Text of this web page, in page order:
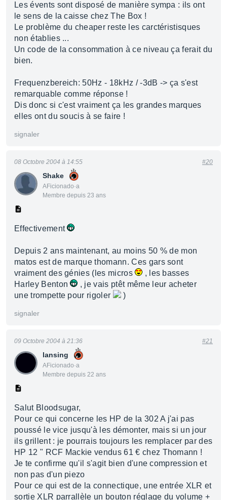
Les évents sont disposé de manière sympa : ils ont
le sens de la caisse chez The Box !
Le problème du cheaper reste les carctéristisques
non établies ...
Un code de la consommation à ce niveau ça ferait du
bien.
Frequenzbereich: 50Hz - 18kHz / -3dB -> ça s'est
remarquable comme réponse !
Dis donc si c'est vraiment ça les grandes marques
elles ont du soucis à se faire !
signaler
Shake
AFicionado·a
Membre depuis 23 ans
08 Octobre 2004 à 14:55 #20
Effectivement
Depuis 2 ans maintenant, au moins 50 % de mon
matos est de marque thomann. Ces gars sont
vraiment des génies (les micros
, les basses
Harley Benton
, je vais ptêt même leur acheter
une trompette pour rigoler
)
signaler
lansing
AFicionado·a
Membre depuis 22 ans
09 Octobre 2004 à 21:36 #21
Salut Bloodsugar,
Pour ce qui concerne les HP de la 302 A j'ai pas
poussé le vice jusqu'à les démonter, mais si un jour
ils grillent : je pourrais toujours les remplacer par des
HP 12 " RCF Mackie vendus 61 € chez Thomann !
Je te confirme qu'il s'agit bien d'une compression et
non pas d'un piezo
Pour ce qui est de la connectique, une entrée XLR et
sortie XLR parrallèle un bouton réglage du volume +